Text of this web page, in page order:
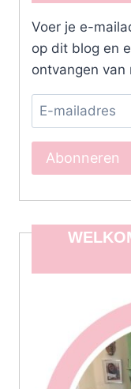
Voer je e-
op dit blog en
ontvangen van
E-
mailadres
Abonneren